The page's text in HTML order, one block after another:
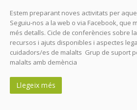
Estem preparant noves activitats per
Seguiu-nos a la web o via Facebook, que
més detalls. Cicle de conferències sobre
recursos i ajuts disponibles i aspectes
cuidadors/es de malalts Grup de suport
malalts amb demència
Llegeix més